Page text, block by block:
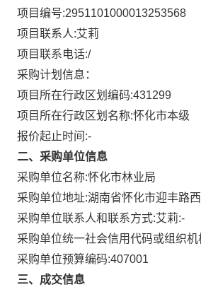
项目编号:2951101000013253568
项目联系人:艾莉
项目联系电话:/
采购计划信息：
项目所在行政区划编码:431299
项目所在行政区划名称:怀化市本级
报价起止时间:-
二、采购单位信息
采购单位名称:怀化市林业局
采购单位地址:湖南省怀化市迎丰路
采购单位联系人和联系方式:艾莉:-
采购单位统一社会信用代码或组织机
采购单位预算编码:407001
三、成交信息